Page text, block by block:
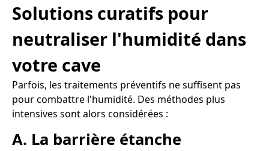
Solutions curatifs pour
neutraliser l'humidité dans
votre cave
Parfois, les traitements préventifs ne suffisent pas
pour combattre l'humidité. Des méthodes plus
intensives sont alors considérées :
A. La barrière étanche